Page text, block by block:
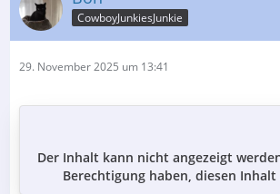
CowboyJunkiesJunkie
29. November 2025 um 13:41
Der Inhalt kann nicht angezeigt
Berechtigung haben, diesen Inhalt